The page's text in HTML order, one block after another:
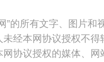
”的所有文字、图片和
经本网协议授权不
协议授权的媒体、